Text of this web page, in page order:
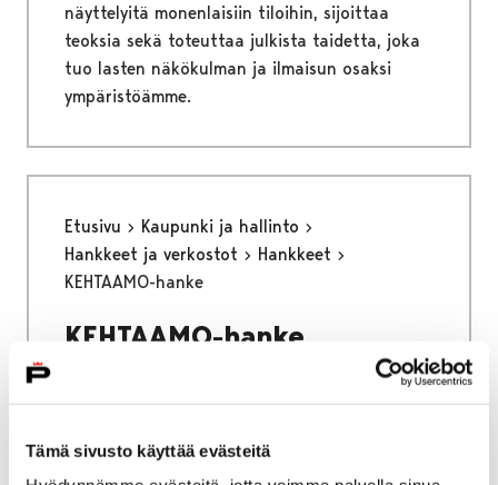
Tämä sivusto käyttää evästeitä
näyttelyitä monenlaisiin tiloihin, sijoittaa
teoksia sekä toteuttaa julkista taidetta, joka
tuo lasten näkökulman ja ilmaisun osaksi
ympäristöämme.
Etusivu
Kaupunki ja hallinto
Hankkeet ja verkostot
Hankkeet
KEHTAAMO-hanke
KEHTAAMO-hanke
Katuväkivallan ehkäisyä turvallisten aikuisten